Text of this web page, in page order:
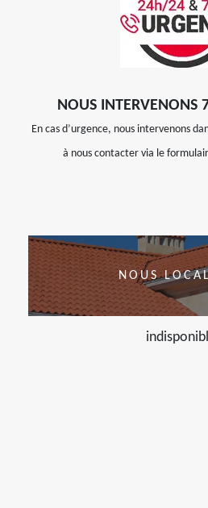
NOUS
En cas d’urgence, nous intervenons
à nous contacter via le
NOUS